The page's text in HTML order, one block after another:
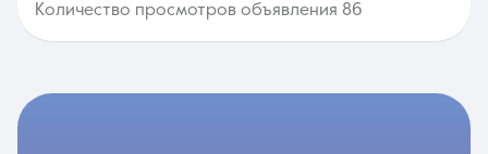
Количество просмотров объявления 86